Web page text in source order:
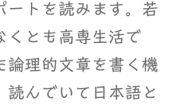
ートを読みます。若
くとも高専生活で
論理的文章を書く機
読んでいて日本語と